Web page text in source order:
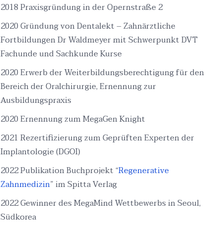
2018 Praxisgründung in der Opernstraße 2
2020 Gründung von Dentalekt – Zahnärztliche
Fortbildungen Dr Waldmeyer mit Schwerpunkt DVT
Fachunde und Sachkunde Kurse
2020 Erwerb der Weiterbildungsberechtigung für den
Bereich der Oralchirurgie, Ernennung zur
Ausbildungspraxis
2020 Ernennung zum MegaGen Knight
2021 Rezertifizierung zum Geprüften Experten der
Implantologie (DGOI)
2022 Publikation Buchprojekt “Regenerative
Zahnmedizin” im Spitta Verlag
2022 Gewinner des MegaMind Wettbewerbs in Seoul,
Südkorea